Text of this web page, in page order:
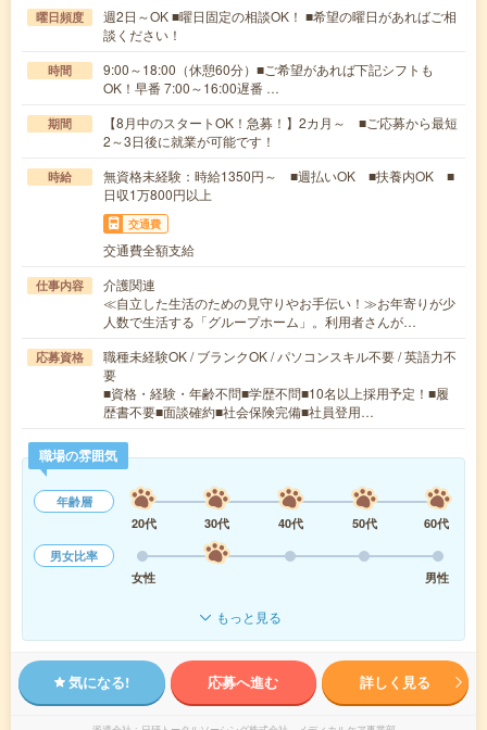
曜日頻度
週2日～OK ■曜日固定の相談OK！ ■希望の曜日があればご相
談ください！
時間
9:00～18:00（休憩60分）■ご希望があれば下記シフトも
OK！早番 7:00～16:00遅番 …
期間
【8月中のスタートOK！急募！】2カ月～ ■ご応募から最短
2～3日後に就業が可能です！
時給
無資格未経験：時給1350円～ ■週払いOK ■扶養内OK ■
日収1万800円以上
交通費
交通費全額支給
仕事内容
介護関連
≪自立した生活のための見守りやお手伝い！≫お年寄りが少
人数で生活する「グループホーム」。利用者さんが…
応募資格
職種未経験OK / ブランクOK / パソコンスキル不要 / 英語力不
要
■資格・経験・年齢不問■学歴不問■10名以上採用予定！■履
歴書不要■面談確約■社会保険完備■社員登用…
職場の雰囲気
年齢層
20代
30代 40代 50代
60代
男女比率
女性
男性
もっと見る
気になる! 応募へ進む 詳しく見る